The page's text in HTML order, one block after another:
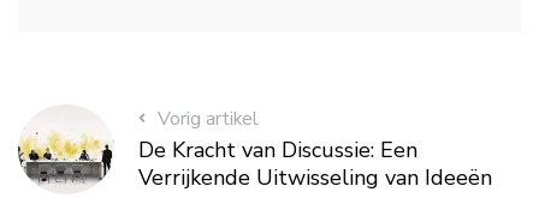
Vorig artikel
De Kracht van Discussie: Een
Verrijkende Uitwisseling van Ideeën